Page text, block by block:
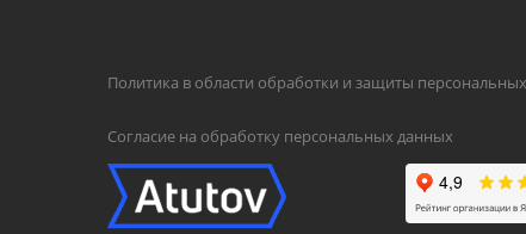
Политика в области обработки и защиты
Согласие на обработку персональных данных